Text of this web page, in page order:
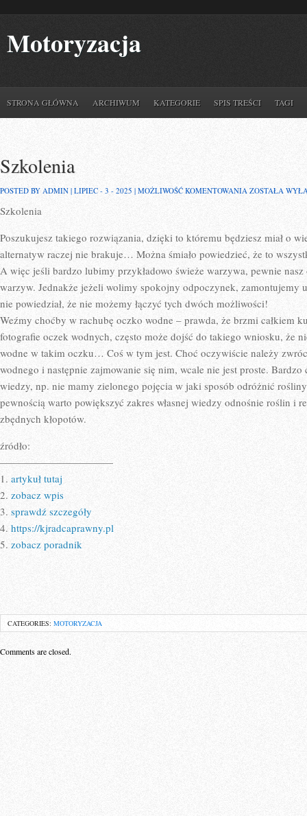
Motoryzacja
STRONA GŁÓWNA ARCHIWUM KATEGORIE SPIS TREŚCI TAGI
Szkolenia
POSTED BY ADMIN | LIPIEC - 3 - 2025 | MOŻLIWOŚĆ KOMENTOWANIA SZKOLENIA
ZOSTAŁA
Szkolenia
Poszukujesz takiego rozwiązania, dzięki to któremu będziesz miał o
alternatyw raczej nie brakuje… Można śmiało powiedzieć, że to
A więc jeśli bardzo lubimy przykładowo świeże warzywa, pewnie nasz
warzyw. Jednakże jeżeli wolimy spokojny odpoczynek, zamontujemy
nie powiedział, że nie możemy łączyć tych dwóch możliwości!
Weźmy choćby w rachubę oczko wodne – prawda, że brzmi całkiem
fotografie oczek wodnych, często może dojść do takiego wniosku, że
wodne w takim oczku… Coś w tym jest. Choć oczywiście należy
wodnego i następnie zajmowanie się nim, wcale nie jest proste.
wiedzy, np. nie mamy zielonego pojęcia w jaki sposób odróżnić
pewnością warto powiększyć zakres własnej wiedzy odnośnie roślin i
zbędnych kłopotów.
źródło:
———————————
1. artykuł tutaj
2. zobacz wpis
3. sprawdź szczegóły
4. https://kjradcaprawny.pl
5. zobacz poradnik
CATEGORIES: MOTORYZACJA
Comments are closed.